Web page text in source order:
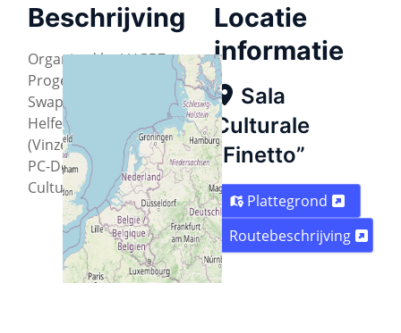
Beschrijving
Organized by LUGBZ,
Progetto FUSS,
SwapToLearn-
Helfergruppe
(Vinzenzgemeischaft),
PC-Doktor-Bozen, Polo
Culturale Terraferma
Locatie
informatie
Sala
Culturale
“Finetto”
Plattegrond
Routebeschrijving